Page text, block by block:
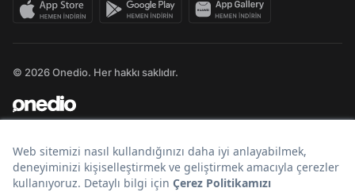
© 2026 Onedio. Her hakkı saklıdır.
Bir markasıdır.